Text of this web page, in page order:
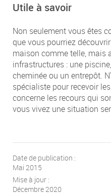
Utile à savoir
Non seulement vous êtes
que vous pourriez
maison comme telle, mais
infrastructures : une
cheminée ou un entrepôt.
spécialiste pour recevoir
concerne les recours qui
vous vivez une situation
Date de publication :
Mai 2015
Mise à jour :
Décembre 2020